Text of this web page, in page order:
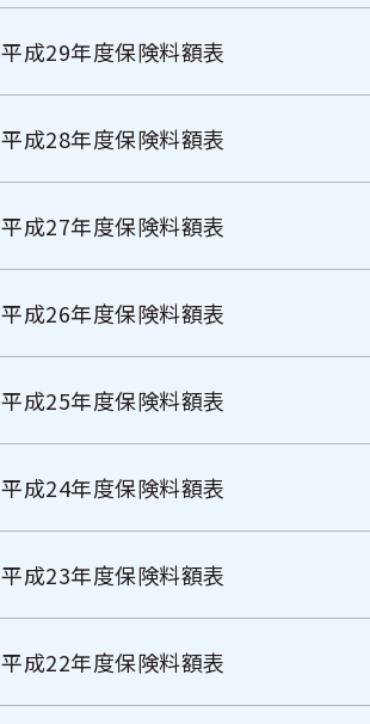
平成29年度保険料額表
平成28年度保険料額表
平成27年度保険料額表
平成26年度保険料額表
平成25年度保険料額表
平成24年度保険料額表
平成23年度保険料額表
平成22年度保険料額表